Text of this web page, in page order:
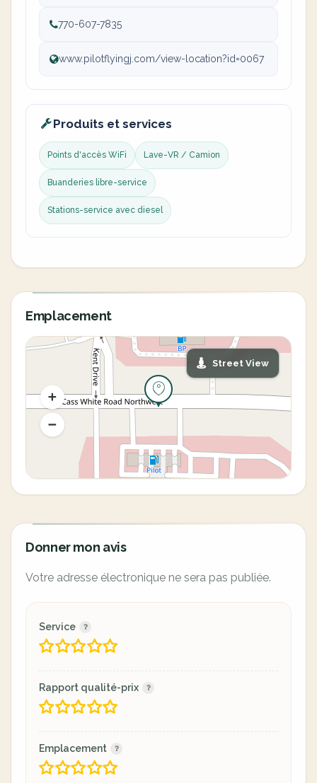
770-607-7835
www.pilotflyingj.com/view-location?id=0067
Produits et services
Points d'accès WiFi Lave-VR / Camion
Buanderies libre-service
Stations-service avec diesel
Emplacement
Street View
Donner mon avis
Votre adresse électronique ne sera pas publiée.
Service
Rapport qualité-prix
Emplacement